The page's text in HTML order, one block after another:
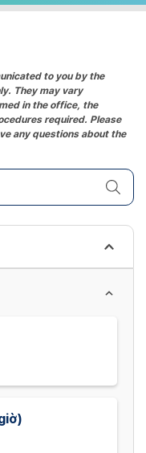
to you by the
They may vary
in the office, the
required. Please
any questions about the